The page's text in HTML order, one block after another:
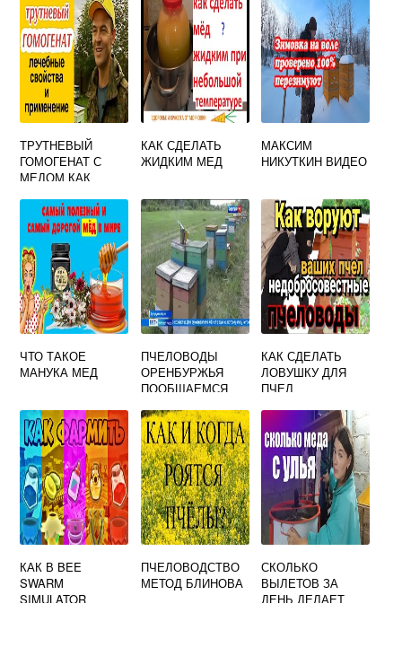
ТРУТНЕВЫЙ
ГОМОГЕНАТ С
МЕДОМ КАК
КАК СДЕЛАТЬ
ЖИДКИМ МЕД
МАКСИМ
НИКУТКИН ВИДЕО
ЧТО ТАКОЕ
МАНУКА МЕД
ПЧЕЛОВОДЫ
ОРЕНБУРЖЬЯ
ПООБЩАЕМСЯ
КАК СДЕЛАТЬ
ЛОВУШКУ ДЛЯ
ПЧЕЛ
КАК В BEE
SWARM
SIMULATOR
ПЧЕЛОВОДСТВО
МЕТОД БЛИНОВА
СКОЛЬКО
ВЫЛЕТОВ ЗА
ДЕНЬ ДЕЛАЕТ